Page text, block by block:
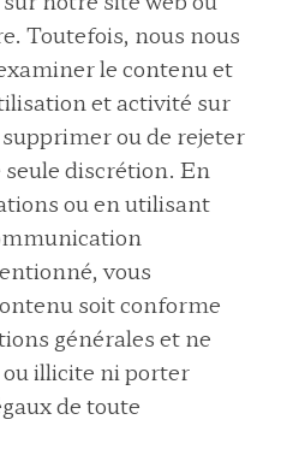
Toutefois, nous nous
le contenu et
et activité sur
ou de rejeter
discrétion. En
ou en utilisant
vous
soit conforme
générales et ne
illicite ni porter
de toute